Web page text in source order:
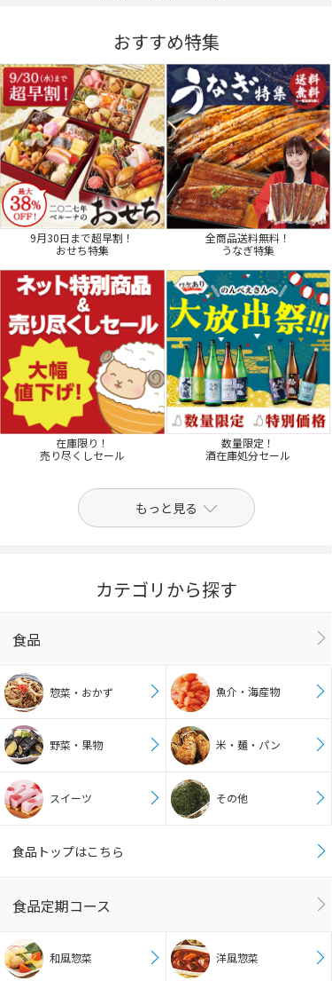
おすすめ特集
9月30日まで超早割！
おせち特集
全商品送料無料！
うなぎ特集
在庫限り！
売り尽くしセール
数量限定！
酒在庫処分セール
もっと見る
カテゴリから探す
食品
惣菜・おかず 魚介・海産物
野菜・果物 米・麺・パン
スイーツ その他
食品トップはこちら
食品定期コース
和風惣菜 洋風惣菜